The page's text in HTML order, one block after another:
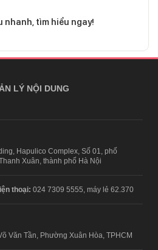
nhanh, tìm hiểu ngay!
LÝ NỘI DUNG
Hapulico Complex, Số 01, phố
Xuân, thành phố Hà Nội
thoại: 024 7309 5555, máy lẻ 62.370
Văn Tần, Phường Xuân Hòa, TPHCM